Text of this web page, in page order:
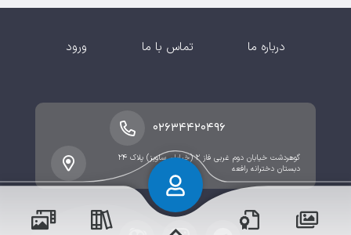
درباره ما تماس با ما ورود
گوهردشت خیابان دوم غربی فاز ۲ (خیابان ساویز) پلاک ۲۴
دبستان دخترانه رافعه
۰۲۶۳۴۴۲۰۴۹۶